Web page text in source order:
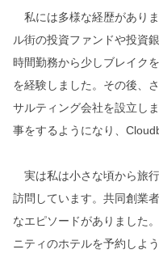
私には多様な経歴があり
ル街の投資ファンドや投資
時間勤務から少しブレイク
を経験しました。その後、
サルティング会社を設立し
事をするようになり、
実は私は小さな頃から旅
訪問しています。共同創業
なエピソードがありました
ニティのホテルを予約しよ